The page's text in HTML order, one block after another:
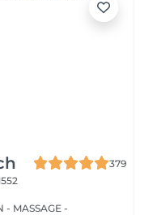
379
- MASSAGE -